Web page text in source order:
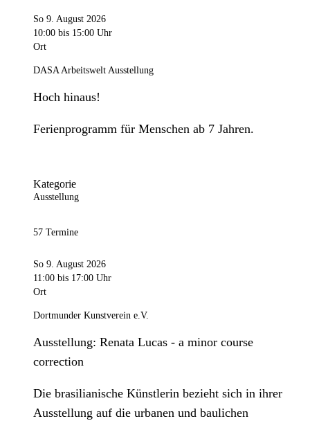
So 9. August 2026
10:00 bis 15:00 Uhr
Ort
DASA Arbeitswelt Ausstellung
Hoch hinaus!
Ferienprogramm für Menschen ab 7 Jahren.
Kategorie
Ausstellung
57 Termine
So 9. August 2026
11:00 bis 17:00 Uhr
Ort
Dortmunder Kunstverein e.V.
Ausstellung: Renata Lucas - a minor course
correction
Die brasilianische Künstlerin bezieht sich in ihrer
Ausstellung auf die urbanen und baulichen